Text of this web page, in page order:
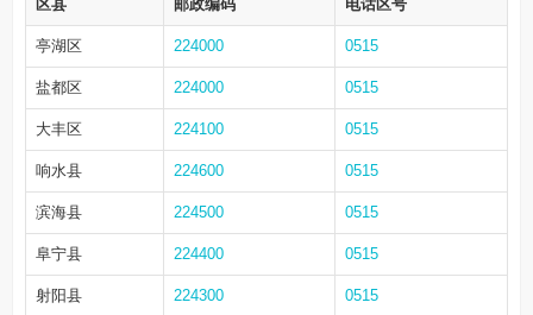
区县 邮政编码 电话区号
亭湖区 224000 0515
盐都区 224000 0515
大丰区 224100 0515
响水县 224600 0515
滨海县 224500 0515
阜宁县 224400 0515
射阳县 224300 0515